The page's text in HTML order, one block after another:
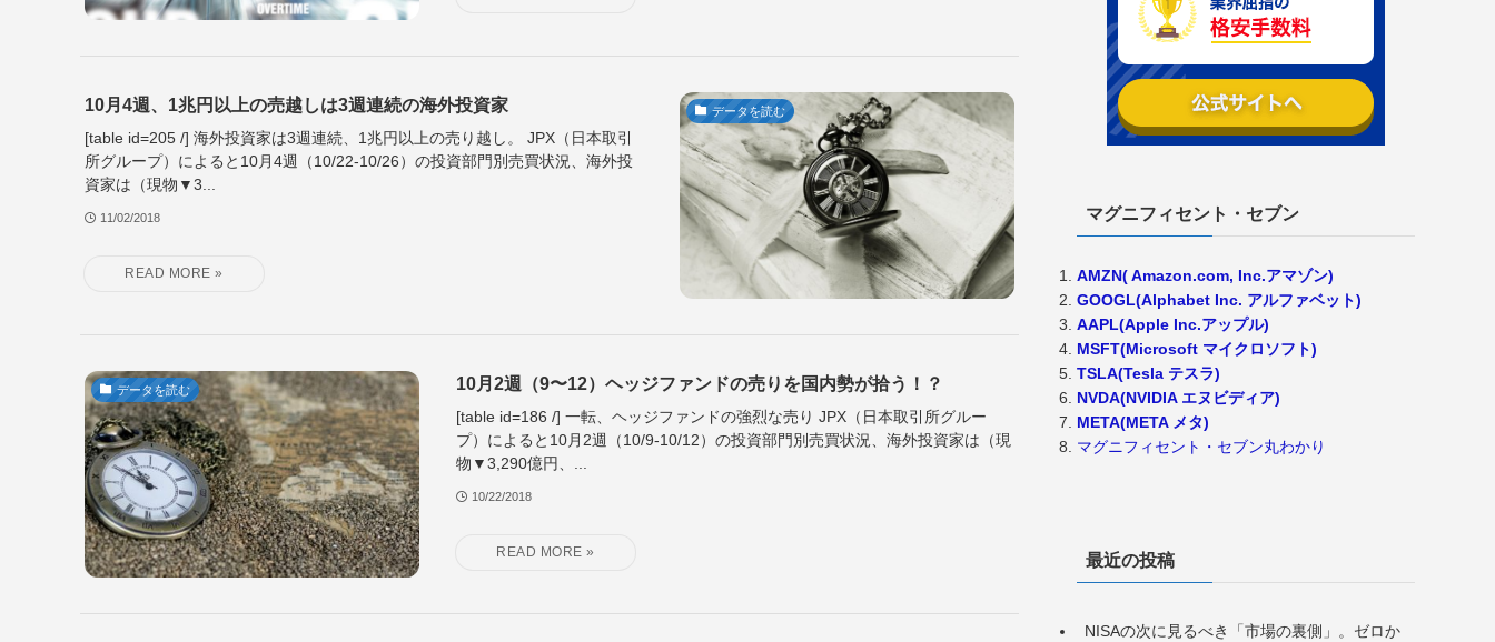
データを読む
10月4週、1兆円以上の売越しは3週連続の海外投資家
[table id=205 /] 海外投資家は3週連続、1兆円以上の売り越し。 JPX（日本取引
所グループ）によると10月4週（10/22-10/26）の投資部門別売買状況、海外投
資家は（現物▼3...
11/02/2018
データを読む 10月2週（9〜12）ヘッジファンドの売りを国内勢が拾う！？
[table id=186 /] 一転、ヘッジファンドの強烈な売り JPX（日本取引所グルー
プ）によると10月2週（10/9-10/12）の投資部門別売買状況、海外投資家は（現
物▼3,290億円、...
10/22/2018
マグニフィセント・セブン
AMZN( Amazon.com, Inc.アマゾン)
GOOGL(Alphabet Inc. アルファベット)
AAPL(Apple Inc.アップル)
MSFT(Microsoft マイクロソフト)
TSLA(Tesla テスラ)
NVDA(NVIDIA エヌビディア)
META(META メタ)
マグニフィセント・セブン丸わかり
最近の投稿
NISAの次に見るべき「市場の裏側」。ゼロか